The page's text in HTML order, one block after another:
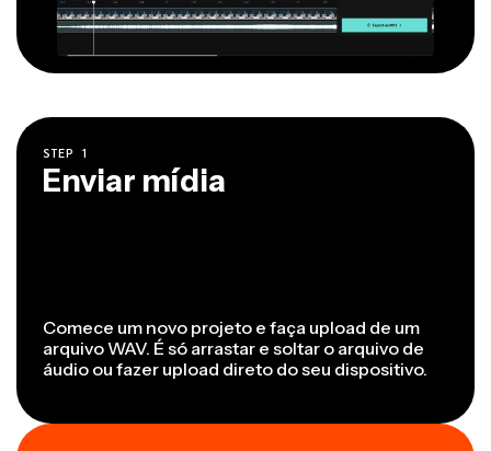
STEP 1
Enviar mídia
Comece um novo projeto e faça upload de um
arquivo WAV. É só arrastar e soltar o arquivo de
áudio ou fazer upload direto do seu dispositivo.